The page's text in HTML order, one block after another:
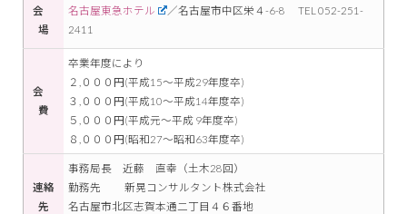
会
場
名古屋東急ホテル
／名古屋市中区栄４-6-8 TEL 052-251-
2411
会
費
卒業年度により
２,０００円(平成15～平成29年度卒)
３,０００円(平成10～平成14年度卒)
５,０００円(平成元～平成 9年度卒)
８,０００円(昭和27～昭和63年度卒)
連絡
先
事務局長 近藤 直幸（土木28回）
勤務先 新晃コンサルタント株式会社
名古屋市北区志賀本通二丁目４６番地